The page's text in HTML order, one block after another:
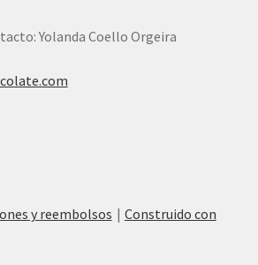
Yolanda Coello Orgeira
y reembolsos
Construido con